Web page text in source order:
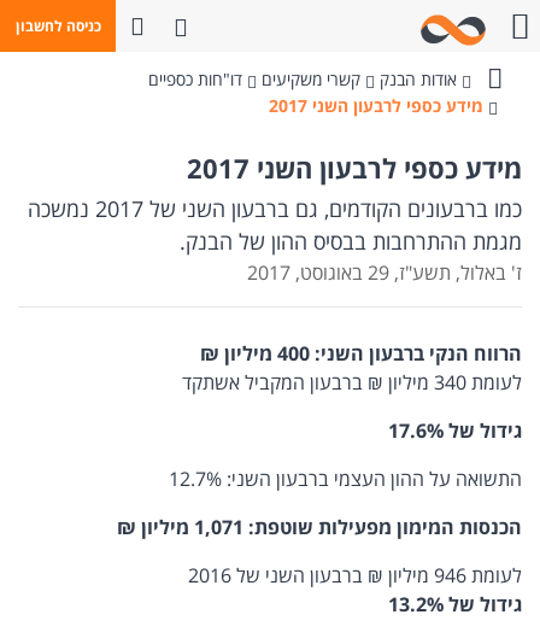
כניסה לחשבון
פתח חיפושחייגו אלינו
בנק
אודות הבנק קשרי משקיעים
דו"חות כספיים
מידע כספי לרבעון השני 2017
מידע כספי לרבעון השני 2017
כמו ברבעונים הקודמים, גם ברבעון השני של 2017 נמשכה
מגמת ההתרחבות בבסיס ההון של הבנק.
ז' באלול, תשע"ז, 29 באוגוסט, 2017
הרווח הנקי ברבעון השני:
לעומת 340 מיליון ₪ ברבעון המקביל אשתקד
גידול של 17.6%
התשואה על ההון העצמי ברבעון השני: 12.7%
הכנסות המימון מפעילות שוטפת: 1,071 מיליון ₪
לעומת 946 מיליון ₪ ברבעון השני של 2016
גידול של 13.2%